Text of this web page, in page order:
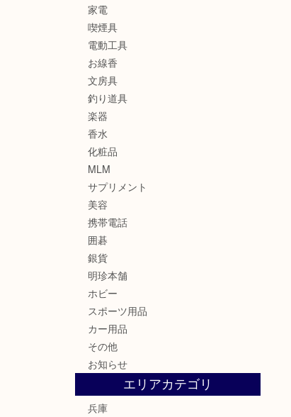
家電
喫煙具
電動工具
お線香
文房具
釣り道具
楽器
香水
化粧品
MLM
サプリメント
美容
携帯電話
囲碁
銀貨
明珍本舗
ホビー
スポーツ用品
カー用品
その他
お知らせ
エリアカテゴリ
兵庫